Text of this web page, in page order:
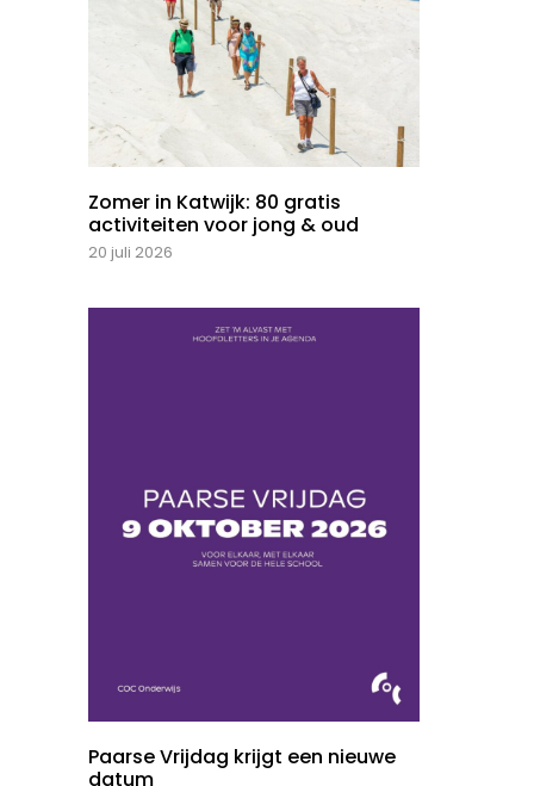
Zomer in Katwijk: 80 gratis
activiteiten voor jong & oud
20 juli 2026
Paarse Vrijdag krijgt een nieuwe
datum